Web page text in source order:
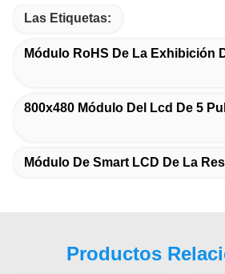
Las Etiquetas:
Módulo RoHS De La Exhibición
800x480 Módulo Del Lcd De 5
Módulo De Smart LCD De La
Productos